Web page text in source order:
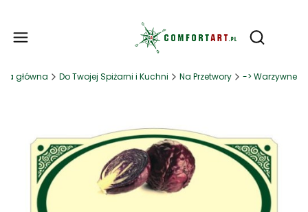
Otwórz
główna Do Twojej Spiżarni i Kuchni Na Przetwory -> Warzywne